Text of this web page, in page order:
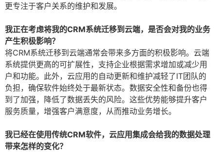
更专注于客户关系的维护和发展。
我正在考虑将我的CRM系统迁移到云端，是否会对我的业务
产生积极影响？
将CRM系统迁移到云端通常会带来多方面的积极影响。云端
系统提供更高的可扩展性，支持企业根据需求增加或减少用
户和功能。此外，云应用的自动更新和维护减轻了IT团队的
负担，确保软件始终处于最新状态。数据安全性和备份也得
到了加强，降低了数据丢失的风险。这些优势能够提升客户
服务质量，增强客户满意度，从而推动业务增长。
我已经在使用传统CRM软件，云应用集成会给我的数据处理
带来怎样的变化？